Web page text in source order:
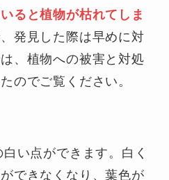
ると植物が枯れてしま
発見した際は早めに対
、植物への被害と対処
のでご覧ください。
い点ができます。白く
できなくなり、葉色が